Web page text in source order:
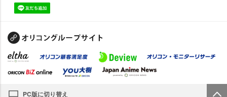
PC版に切り替え